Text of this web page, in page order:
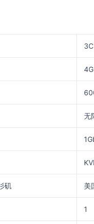
3C
4G
无
矶 美
1